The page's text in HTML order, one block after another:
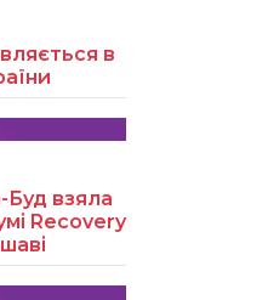
в
Буд взяла
Recovery